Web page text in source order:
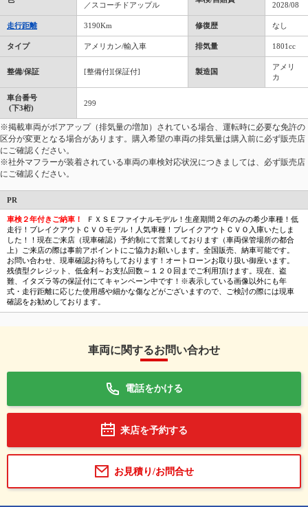
／スコーチドアップル 2028/08
走行距離 3190Km 修復歴 なし
タイプ アメリカン/輸入車 排気量 1801cc
整備/保証 [整備付][保証付] 製造国
アメリ
カ
車台番号
(下3桁)
299
※掲載車両がボアアップ（排気量の増加）されている場合、運転時に必要な免許の
区分が変更となる場合があります。購入希望の車両の排気量は購入前に必ず販売店
にご確認ください。
※社外マフラーが装着されている車両の車検対応状況につきましては、必ず販売店
にご確認ください。
PR
車検２年付きご納車！
ＦＸＳＥファイナルモデル！生産期間２年のみの希少車種！低
走行！ブレイクアウトＣＶＯモデル！人気車種！ブレイクアウトＣＶＯ入庫いたしま
した！！現在ご来店（現車確認）予約制にて営業しております（車両保管場所の都合
上）ご来店の際は事前アポイントにご協力お願いします。全国販売、納車可能です。
お問い合わせ、現車確認お待ちしております！オートローンお取り扱い御座います。
残債型クレジット、低金利～お支払回数～１２０回までご利用頂けます。現在、盗
難、イタズラ等の保証付にてキャンペーン中です！※表示している画像以外にも年
式・走行距離に応じた使用感や細かな傷などがございますので、ご検討の際には現車
確認をお勧めしております。
車両に関するお問い合わせ
電話をかける
来店を予約する
お見積り/お問合せ